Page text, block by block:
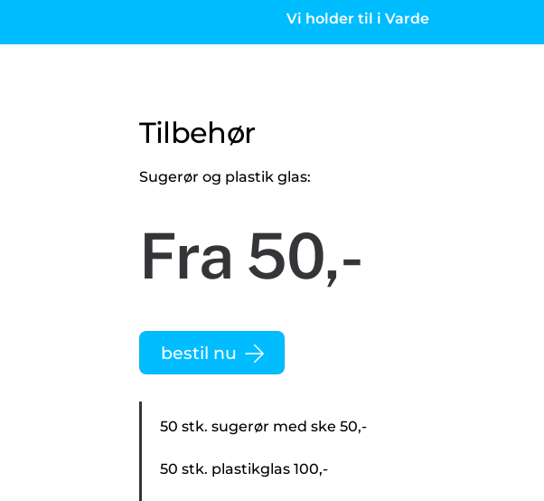
Vi holder til i Varde
Tilbehør
Sugerør og plastik glas:
Fra 50,-
bestil nu
50 stk. sugerør med ske 50,-
50 stk. plastikglas 100,-